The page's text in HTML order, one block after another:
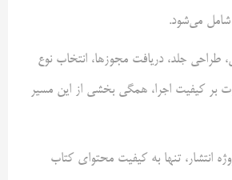
می‌شود.
طراحی جلد، دریافت مجوزها، انتخاب نوع
بر کیفیت اجرا، همگی بخشی از این مسیر
انتشار، تنها به کیفیت محتوای کتاب